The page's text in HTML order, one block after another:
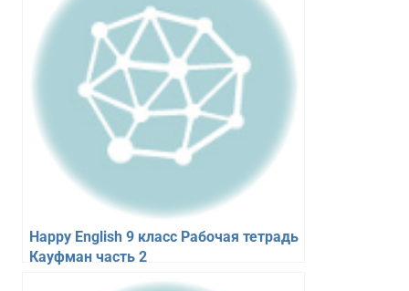
Happy English 9 класс Рабочая тетрадь
Кауфман часть 2